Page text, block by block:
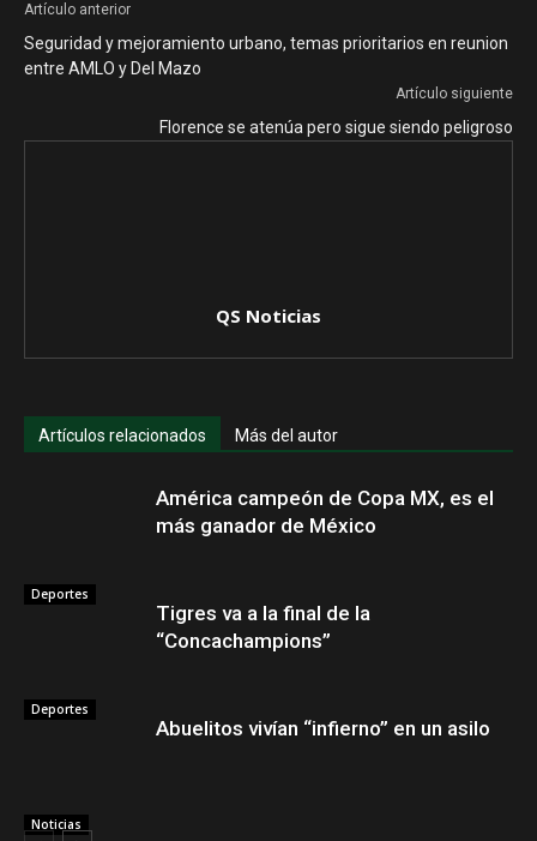
Artículo anterior
Seguridad y mejoramiento urbano, temas prioritarios en reunion
entre AMLO y Del Mazo
Artículo siguiente
Florence se atenúa pero sigue siendo peligroso
QS Noticias
Artículos relacionados Más del autor
Deportes
América campeón de Copa MX, es el
más ganador de México
Deportes
Tigres va a la final de la
“Concachampions”
Noticias
Abuelitos vivían “infierno” en un asilo